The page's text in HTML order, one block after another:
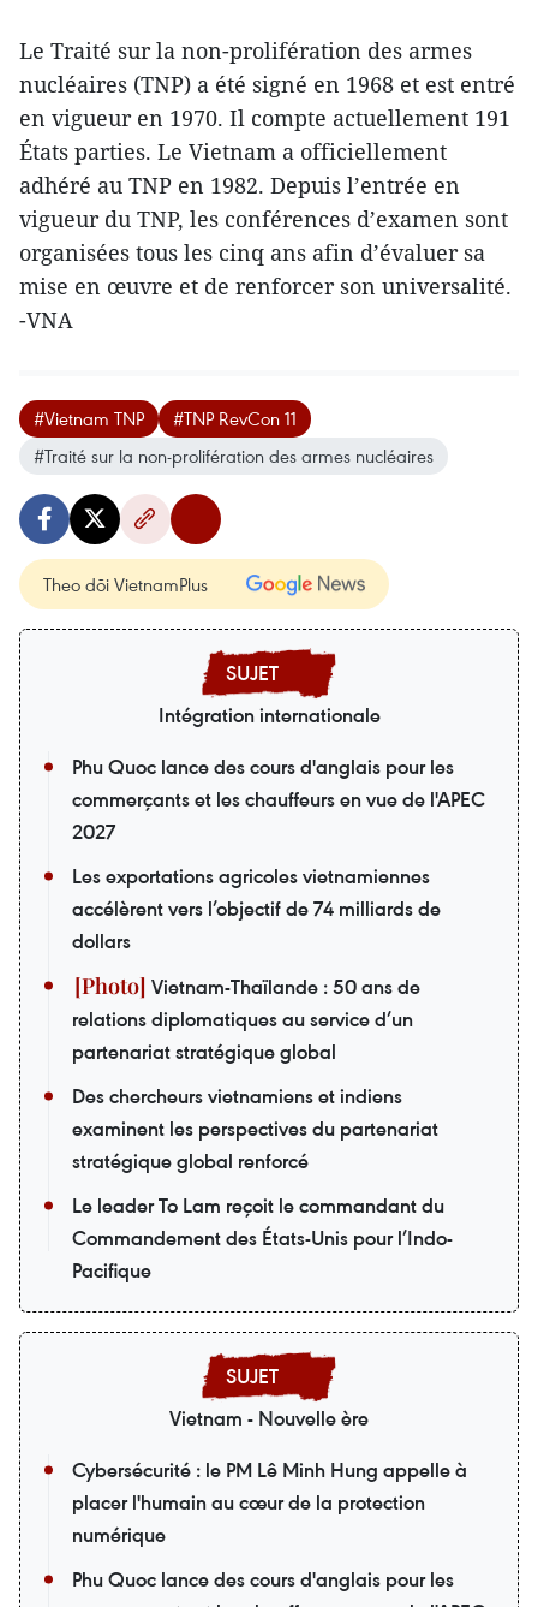
Le Traité sur la non-prolifération des armes
nucléaires (TNP) a été signé en 1968 et est entré
en vigueur en 1970. Il compte actuellement 191
États parties. Le Vietnam a officiellement
adhéré au TNP en 1982. Depuis l’entrée en
vigueur du TNP, les conférences d’examen sont
organisées tous les cinq ans afin d’évaluer sa
mise en œuvre et de renforcer son universalité.
-VNA
#Vietnam TNP
#TNP RevCon 11
#Traité sur la non-prolifération des armes nucléaires
Theo dõi VietnamPlus
Intégration internationale
Phu Quoc lance des cours d'anglais pour les
commerçants et les chauffeurs en vue de l'APEC
2027
Les exportations agricoles vietnamiennes
accélèrent vers l’objectif de 74 milliards de
dollars
Vietnam-Thaïlande : 50 ans de
relations diplomatiques au service d’un
partenariat stratégique global
Des chercheurs vietnamiens et indiens
examinent les perspectives du partenariat
stratégique global renforcé
Le leader To Lam reçoit le commandant du
Commandement des États-Unis pour l’Indo-
Pacifique
Vietnam - Nouvelle ère
Cybersécurité : le PM Lê Minh Hung appelle à
placer l'humain au cœur de la protection
numérique
Phu Quoc lance des cours d'anglais pour les